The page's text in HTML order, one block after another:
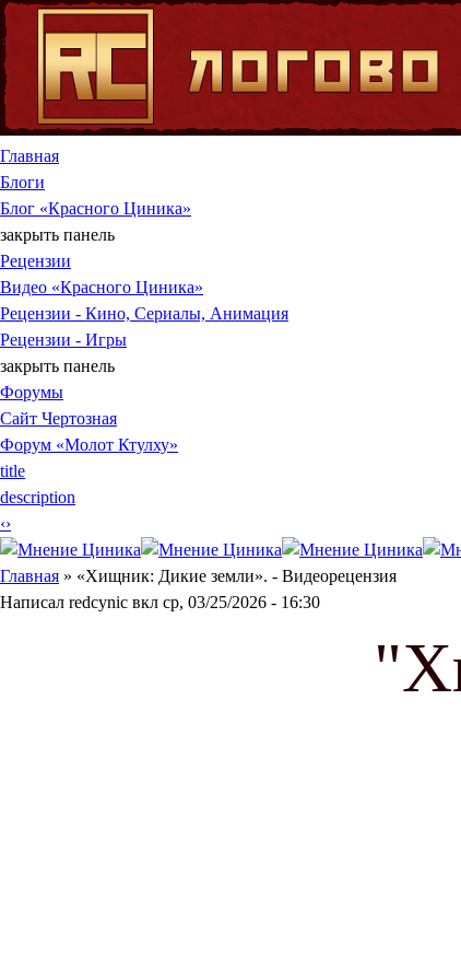
Jump to Content
Главная
Блоги
Блог «Красного Циника»
закрыть панель
Рецензии
Видео «Красного Циника»
Рецензии - Кино, Сериалы, Анимация
Рецензии - Игры
закрыть панель
Форумы
Сайт Чертозная
Форум «Молот Ктулху»
title
description
‹›
Вы здесь
Главная » «Хищник: Дикие земли». - Видеорецензия
Написал redcynic вкл ср, 03/25/2026 - 16:30